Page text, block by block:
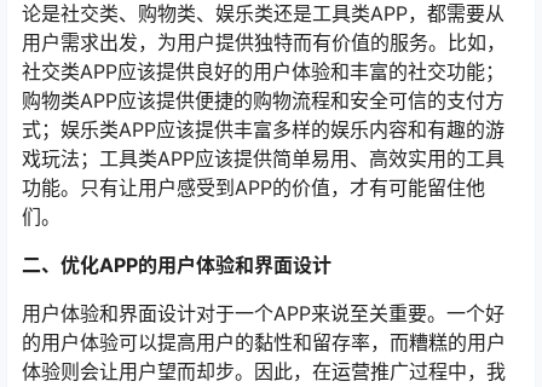
论是社交类、购物类、娱乐类还是工具类APP，都需要从
用户需求出发，为用户提供独特而有价值的服务。比如，
社交类APP应该提供良好的用户体验和丰富的社交功能；
购物类APP应该提供便捷的购物流程和安全可信的支付方
式；娱乐类APP应该提供丰富多样的娱乐内容和有趣的游
戏玩法；工具类APP应该提供简单易用、高效实用的工具
功能。只有让用户感受到APP的价值，才有可能留住他
们。
二、优化APP的用户体验和界面设计
用户体验和界面设计对于一个APP来说至关重要。一个好
的用户体验可以提高用户的黏性和留存率，而糟糕的用户
体验则会让用户望而却步。因此，在运营推广过程中，我